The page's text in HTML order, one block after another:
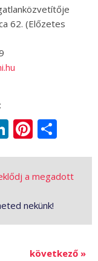
62. (Előzetes
LinkedIn
a megadott
nekünk!
következő »